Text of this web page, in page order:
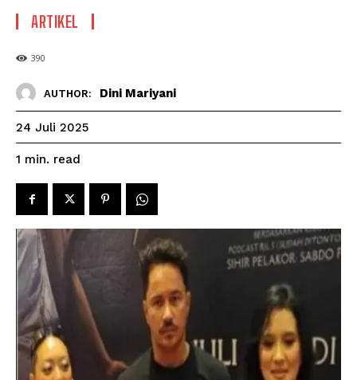
ARTIKEL
390
AUTHOR: Dini Mariyani
24 Juli 2025
1 min. read